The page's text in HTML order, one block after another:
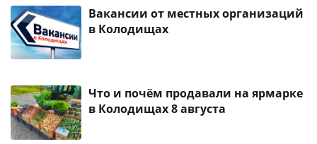
Вакансии от местных организаций
в Колодищах
Что и почём продавали на ярмарке
в Колодищах 8 августа